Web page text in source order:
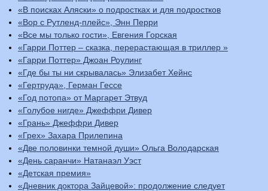
«В поисках Аляски» о подростках и для подростков
«Вор с Рутленд-плейс», Энн Перри
«Все мы только гости», Евгения Горская
«Гарри Поттер – сказка, перерастающая в триллер »
«Гарри Поттер» Джоан Роулинг
«Где бы ты ни скрывалась» Элизабет Хейнс
«Гертруда», Герман Гессе
«Год потопа» от Маргарет Этвуд
«Голубое нигде» Джеффри Дивер
«Грань» Джеффри Дивер
«Грех» Захара Прилепина
«Две половинки темной души» Ольга Володарская
«День саранчи» Натанаэл Уэст
«Детская премия»
«Дневник доктора Зайцевой»: продолжение следует